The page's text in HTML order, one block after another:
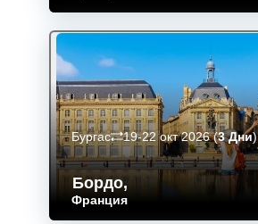
Бордо,
Франция
Бургас 19-22 окт 2026(3 Дни)